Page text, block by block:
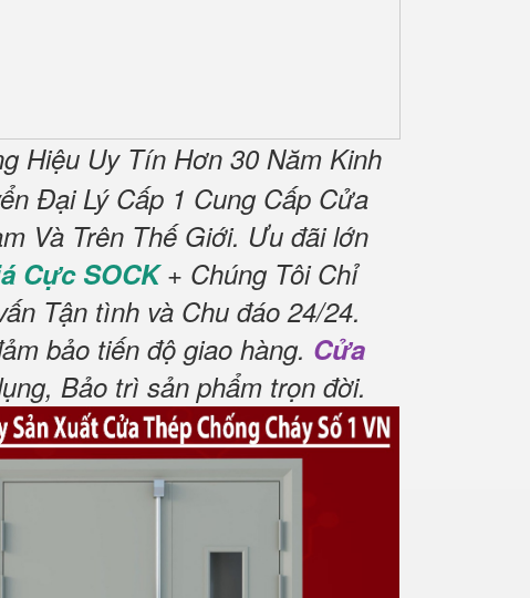
Hiệu Uy Tín Hơn 30 Năm Kinh
Đại Lý Cấp 1 Cung Cấp Cửa
Và Trên Thế Giới. Ưu đãi lớn
Cực SOCK+ Chúng Tôi Chỉ
Tận tình và Chu đáo 24/24.
bảo tiến độ giao hàng. Cửa
Bảo trì sản phẩm trọn đời.